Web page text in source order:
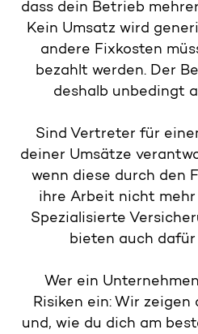
dass dein Betrieb
Kein Umsatz wird
andere Fixkosten
bezahlt werden. Der
deshalb unbedingt
Sind Vertreter für
deiner Umsätze
wenn diese durch den
ihre Arbeit nicht mehr
Spezialisierte
bieten auch dafür
Wer ein
Risiken ein: Wir zeigen
und, wie du dich am